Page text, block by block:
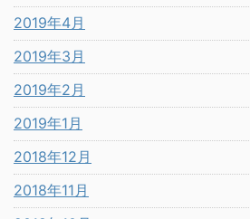
2019年4月
2019年3月
2019年2月
2019年1月
2018年12月
2018年11月